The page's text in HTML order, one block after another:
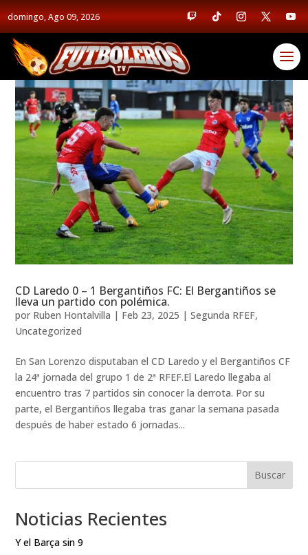
domingo, Ago 09, 2026
CD Laredo 0 – 1 Bergantiños FC: El Bergantiños se
lleva un partido con polémica.
por Ruben Hontalvilla | Feb 23, 2025 |Segunda RFEF,
Uncategorized
En San Lorenzo disputaban el CD Laredo y el Bergantiños CF
la 24ª jornada del grupo 1 de 2ª RFEF.El Laredo llegaba al
encuentro tras 7 partidos sin conocer la derrota. Por su
parte, el Bergantiños llegaba tras ganar la semana pasada
después de haber estado 6 jornadas...
Buscar
Noticias Recientes
Y el Barça sin 9